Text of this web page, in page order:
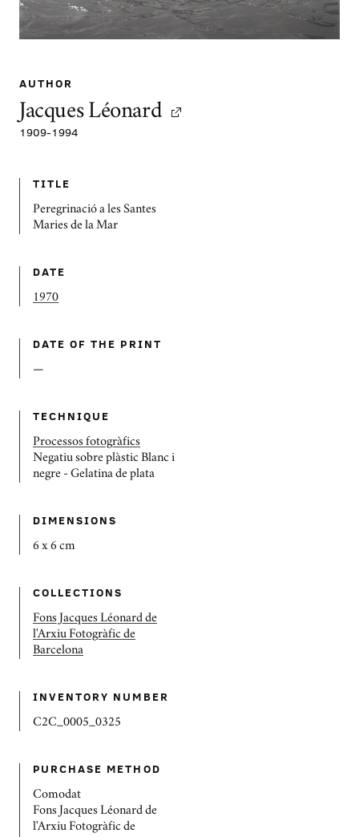
AUTHOR
Jacques Léonard
1909-1994
TITLE
Peregrinació a les Santes
Maries de la Mar
DATE
1970
DATE OF THE PRINT
—
TECHNIQUE
Processos fotogràfics
Negatiu sobre plàstic Blanc i
negre - Gelatina de plata
DIMENSIONS
6 x 6 cm
COLLECTIONS
Fons Jacques Léonard de
l'Arxiu Fotogràfic de
Barcelona
INVENTORY NUMBER
C2C_0005_0325
PURCHASE METHOD
Comodat
Fons Jacques Léonard de
l'Arxiu Fotogràfic de